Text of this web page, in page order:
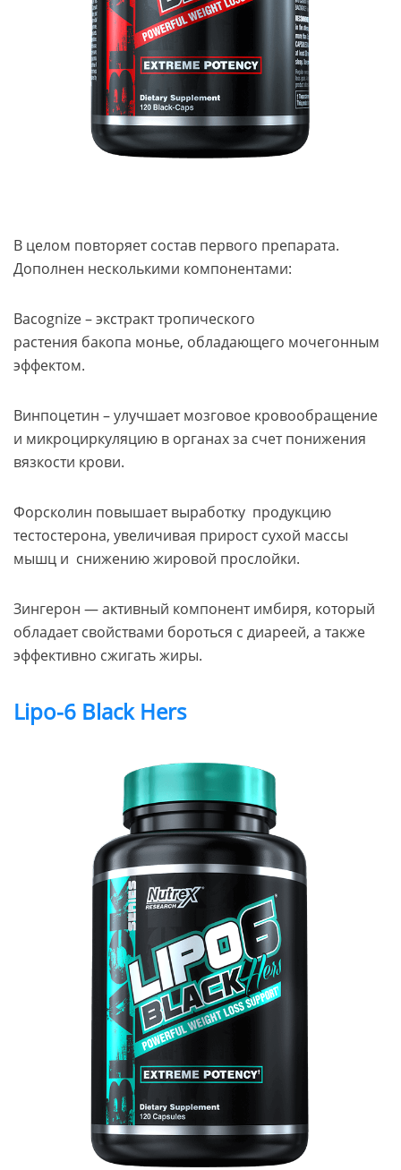
В целом повторяет состав первого препарата.
Дополнен несколькими компонентами:
Bacognize – экстракт тропического
растения бакопа монье, обладающего мочегонным
эффектом.
Винпоцетин – улучшает мозговое кровообращение
и микроциркуляцию в органах за счет понижения
вязкости крови.
Форсколин повышает выработку продукцию
тестостерона, увеличивая прирост сухой массы
мышц и снижению жировой прослойки.
Зингерон — активный компонент имбиря, который
обладает свойствами бороться с диареей, а также
эффективно сжигать жиры.
Lipo-6 Black Hers